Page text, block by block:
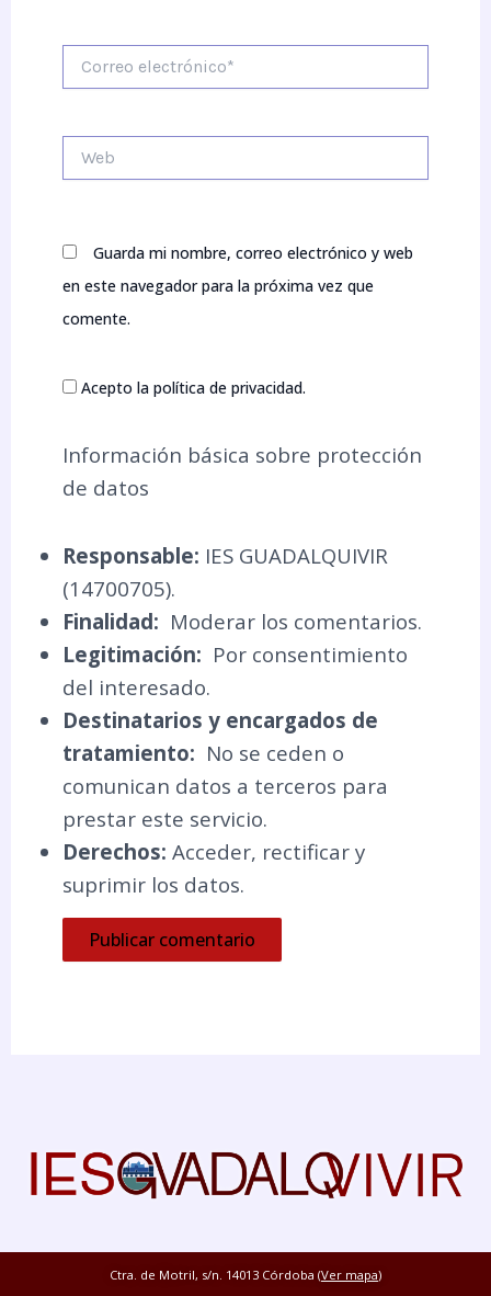
electrónico*
Guarda mi nombre, correo electrónico y web
en este navegador para la próxima vez que
comente.
Acepto la política de privacidad.
Información básica sobre protección
de datos
Responsable: IES GUADALQUIVIR
(14700705).
Finalidad: Moderar los comentarios.
Legitimación: Por consentimiento
del interesado.
Destinatarios y encargados de
tratamiento: No se ceden o
comunican datos a terceros para
prestar este servicio.
Derechos: Acceder, rectificar y
suprimir los datos.
Ctra. de Motril, s/n. 14013 Córdoba (Ver mapa)